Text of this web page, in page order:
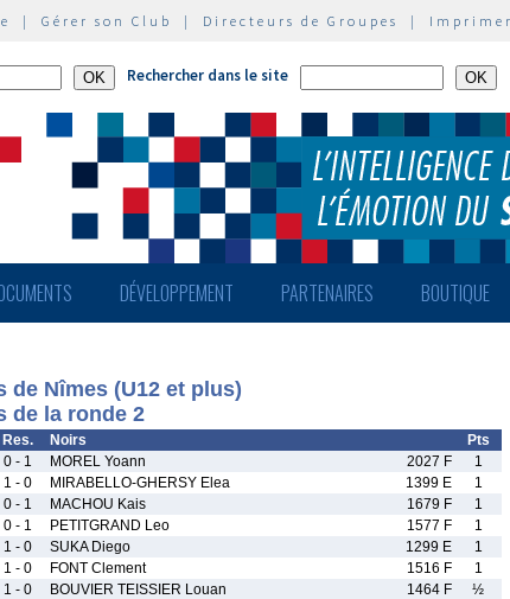
| Gérer son Club | Directeurs de Groupes | Imprimer
Rechercher dans le site
DÉVELOPPEMENT PARTENAIRES BOUTIQUE
de Nîmes (U12 et plus)
de la ronde 2
Res. Noirs
Pts
0 - 1 MOREL Yoann 2027 F
1
1 - 0 MIRABELLO-GHERSY Elea 1399 E
1
0 - 1 MACHOU Kais 1679 F
1
0 - 1 PETITGRAND Leo 1577 F
1
1 - 0 SUKA Diego 1299 E
1
1 - 0 FONT Clement 1516 F
1
1 - 0 BOUVIER TEISSIER Louan 1464 F
½